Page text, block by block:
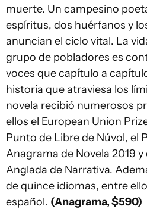
muerte. Un campesino
espíritus, dos huérfanos y
anuncian el ciclo vital. La
grupo de pobladores es
voces que capítulo a
historia que atraviesa los
novela recibió numerosos
ellos el European Union
Punto de Libre de Núvol, el
Anagrama de Novela 2019 y
Anglada de Narrativa.
de quince idiomas, entre
español. (Anagrama, $590)